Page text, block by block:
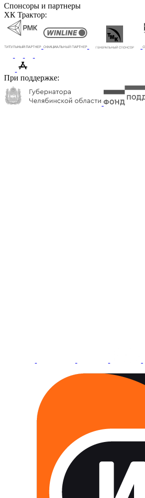
Спонсоры и партнеры
ХК Трактор:
При поддержке: